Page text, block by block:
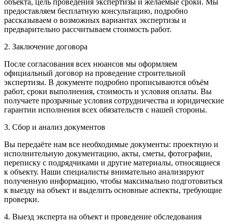
объекта, цель проведения экспертизы и желаемые сроки. Мы
предоставляем бесплатную консультацию, подробно
рассказываем о возможных вариантах экспертизы и
предварительно рассчитываем стоимость работ.
2. Заключение договора
После согласования всех нюансов мы оформляем
официальный договор на проведение строительной
экспертизы. В документе подробно прописываются объём
работ, сроки выполнения, стоимость и условия оплаты. Вы
получаете прозрачные условия сотрудничества и юридические
гарантии исполнения всех обязательств с нашей стороны.
3. Сбор и анализ документов
Вы передаёте нам все необходимые документы: проектную и
исполнительную документацию, акты, сметы, фотографии,
переписку с подрядчиками и другие материалы, относящиеся
к объекту. Наши специалисты внимательно анализируют
полученную информацию, чтобы максимально подготовиться
к выезду на объект и выделить основные аспекты, требующие
проверки.
4. Выезд эксперта на объект и проведение обследования